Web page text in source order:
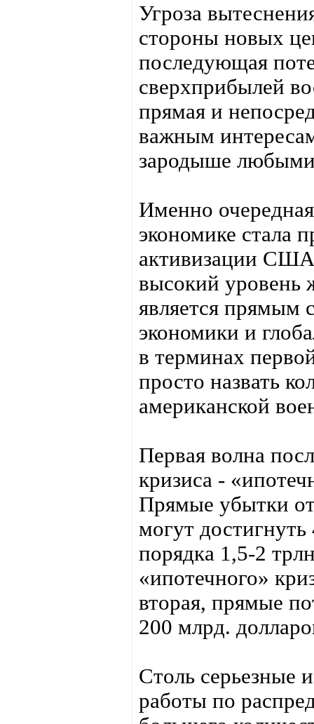
Угроза
стороны новых
последующая
сверхприбылей
прямая и
важным
зародыше
Именно
экономике стала
активизации США
высокий
является прямым
экономики и
в терминах
просто назвать
американской
Первая волна
кризиса -
Прямые убытки
могут
порядка 1,5-2
«ипотечного»
вторая, прямые
200 млрд.
Столь серьезные
работы по